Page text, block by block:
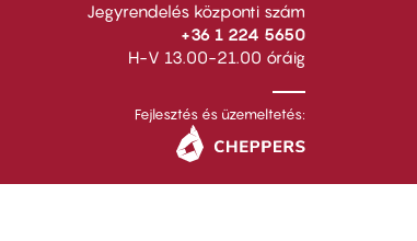
Jegyrendelés központi szám
+36 1 224 5650
H-V 13.00-21.00 óráig
Fejlesztés és üzemeltetés: